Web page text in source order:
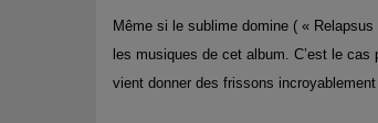
Même si le sublime domine ( « Relapsus
les musiques de cet album. C’est le cas
vient donner des frissons